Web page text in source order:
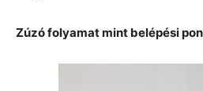
Zúzó folyamat mint belépési